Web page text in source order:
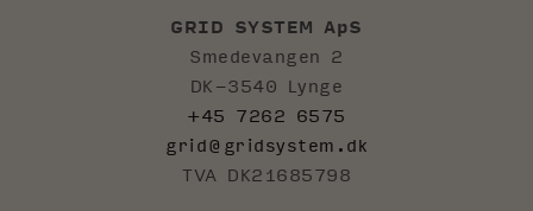
GRID SYSTEM ApS
Smedevangen 2
DK-3540 Lynge
+45 7262 6575
grid@gridsystem.dk
TVA DK21685798